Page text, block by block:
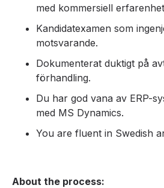
med kommersiell
Kandidatexamen som
motsvarande.
Dokumenterat duktigt på
förhandling.
Du har god vana av ERP-
med MS Dynamics.
You are fluent in Swedish
About the process: